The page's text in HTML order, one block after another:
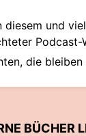
und
Podcast-
die
BÜCHER